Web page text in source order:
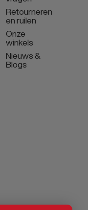
Retourneren
en ruilen
Onze
winkels
Nieuws &
Blogs